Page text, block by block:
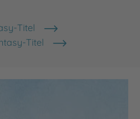
Titel
Titel